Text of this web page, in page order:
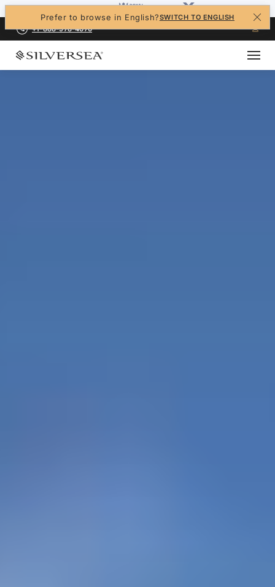
Prefer to browse in English?SWITCH TO ENGLISH
+1-888-978-4070